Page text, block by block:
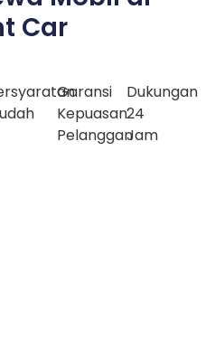
Car
Garansi
Kepuasan
Pelanggan
Dukungan
24
Jam